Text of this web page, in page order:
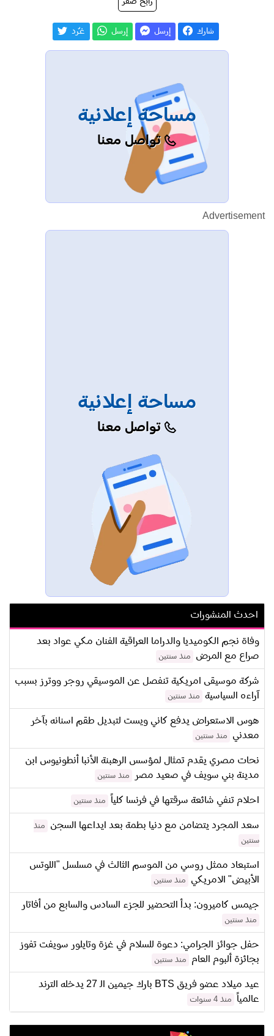
شارك إرسل إرسل غـّرد
مساحة إعلانية
تواصل معنا
Advertisement
مساحة إعلانية
تواصل معنا
احدث المنشورات
وفاة نجم الكوميديا والدراما العراقية الفنان مكي عواد بعد
صراع مع المرض
منذ سنتين
شركة موسيقى امريكية تنفصل عن الموسيقي روجر ووترز بسبب
آراءه السياسية
منذ سنتين
هوس الاستعراض يدفع كاني ويست لتبديل طقم اسنانه بآخر
معدني
منذ سنتين
نحات مصري يقدم تمثال لمؤسس الرهبنة الأنبا أنطونيوس ابن
مدينة بني سويف في صعيد مصر
منذ سنتين
احلام تنفي شائعة سرقتها في فرنسا كلياً منذ سنتين
سعد المجرد يتضامن مع دنيا بطمة بعد ايداعها السجن
منذ
سنتين
استبعاد ممثل روسي من الموسم الثالث في مسلسل "اللوتس
الأبيض" الامريكي
منذ سنتين
جيمس كاميرون: بدأ التحضير للجزء السادس والسابع من أفاتار
منذ سنتين
حفل جوائز الجرامي: دعوة للسلام في غزة وتايلور سويفت تفوز
بجائزة ألبوم العام
منذ سنتين
عيد ميلاد عضو فريق BTS بارك جيمين الـ 27 يدخله الترند
عالمياً
منذ 4 سنوات